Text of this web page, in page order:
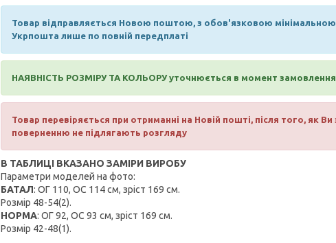
Товар відправляється Новою поштою, з обов'язковою
Укрпошта лише по повній передплаті
НАЯВНІСТЬ РОЗМІРУ ТА КОЛЬОРУ уточнюється в момент замовлення
Товар перевіряється при отриманні на Новій пошті, після того, як
поверненню не підлягають розгляду
В ТАБЛИЦІ ВКАЗАНО ЗАМІРИ ВИРОБУ
Параметри моделей на фото:
БАТАЛ: ОГ 110, ОС 114 см, зріст 169 см.
Розмір 48-54(2).
НОРМА: ОГ 92, ОС 93 см, зріст 169 см.
Розмір 42-48(1).